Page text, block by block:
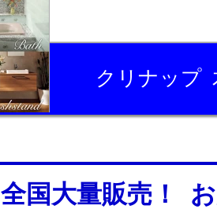
クリナップ
全国大量販売！